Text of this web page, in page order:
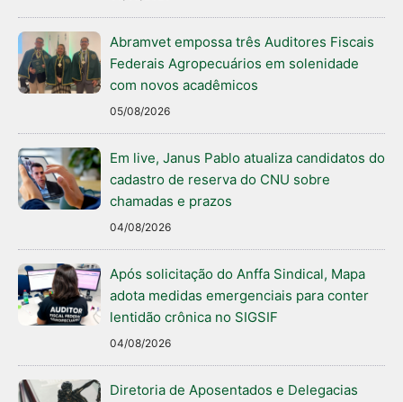
Abramvet empossa três Auditores Fiscais
Federais Agropecuários em solenidade
com novos acadêmicos
05/08/2026
Em live, Janus Pablo atualiza candidatos do
cadastro de reserva do CNU sobre
chamadas e prazos
04/08/2026
Após solicitação do Anffa Sindical, Mapa
adota medidas emergenciais para conter
lentidão crônica no SIGSIF
04/08/2026
Diretoria de Aposentados e Delegacias